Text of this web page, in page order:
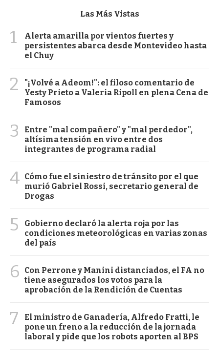
Las Más Vistas
1
Alerta amarilla por vientos fuertes y
persistentes abarca desde Montevideo hasta
el Chuy
2
"¡Volvé a Adeom!": el filoso comentario de
Yesty Prieto a Valeria Ripoll en plena Cena de
Famosos
3
Entre "mal compañero" y "mal perdedor",
altísima tensión en vivo entre dos
integrantes de programa radial
4 Cómo fue el siniestro de tránsito por el que
murió Gabriel Rossi, secretario general de
Drogas
5
Gobierno declaró la alerta roja por las
condiciones meteorológicas en varias zonas
del país
6
Con Perrone y Manini distanciados, el FA no
tiene asegurados los votos para la
aprobación de la Rendición de Cuentas
7
El ministro de Ganadería, Alfredo Fratti, le
pone un freno a la reducción de la jornada
laboral y pide que los robots aporten al BPS